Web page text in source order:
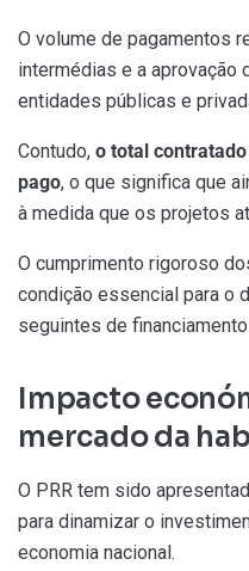
O volume de pagamentos
intermédias e a
entidades públicas e
Contudo, o total
pago, o que significa que
à medida que os projetos
O cumprimento rigoroso
condição essencial para o
seguintes de
Impacto
mercado da
O PRR tem sido
para dinamizar o
economia nacional.